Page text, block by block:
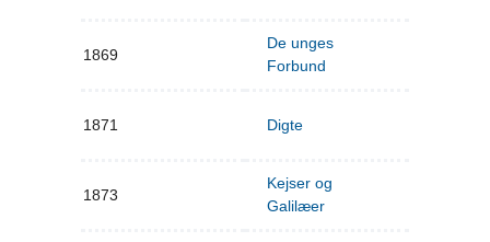
1869
De unges
Forbund
1871 Digte
1873
Kejser og
Galilæer